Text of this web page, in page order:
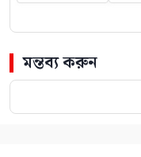
মন্তব্য করুন